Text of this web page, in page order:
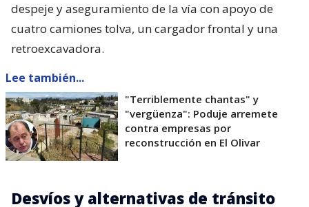
despeje y aseguramiento de la vía con apoyo de
cuatro camiones tolva, un cargador frontal y una
retroexcavadora.
Lee también...
"Terriblemente chantas" y
"vergüenza": Poduje arremete
contra empresas por
reconstrucción en El Olivar
Desvíos y alternativas de tránsito